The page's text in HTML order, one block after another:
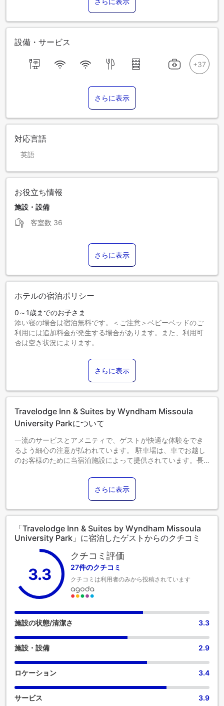
設備・サービス
さらに表示
対応言語
英語
お役立ち情報
施設・設備
客室数 36
さらに表示
ホテルの宿泊ポリシー
0～1歳までのお子さま
添い寝の場合は宿泊無料です。＜ご注意＞ベビーベッドのご
利用には追加料金が発生する場合があります。また、利用可
否は空き状況によります。
添い寝の場合は宿泊無料です。
18歳以上のゲストは大人とみなされます。
エキストラベッドの追加可否は、お部屋タイプにより異なり
ます。各部屋タイプ欄の記載をご確認ください。
さらに表示
Travelodge Inn & Suites by Wyndham Missoula
University Parkについて
一流のサービスとアメニティで、ゲストが快適な体験をでき
るよう細心の注意が払われています。 駐車場は、車でお越し
のお客様のために当宿泊施設によって提供されています。長
旅行着をキレイに保つことができます。当宿泊施設のルーム
サービスは、ご滞在に最適なオプションです。当宿泊施設内
は禁煙となっておりますのでご注意ください。 最高のくつろ
ぎをお約束するため、客室は魅力的なデザインで、基本的な
でのビデオストリーミング、日刊紙、テレビなど、さまざま
なアメニティをご用意しております。特定の部屋には、コー
ヒーや紅茶を淹れるのに必要なものがすべて揃っていて便利
です。客室のバスルームには、必要なバスアメニティが備え
付けられており、快適な滞在をお約束します。 食事に出かけ
たくない場合は、当宿泊施設にある魅力的な料理の選択肢を
いつでも利用できます。
さらに表示
「Travelodge Inn & Suites by Wyndham Missoula
University Park」に宿泊したゲストからのクチコミ
3.3
クチコミ評価
27件のクチコミ
クチコミは利用者のみから投稿されています
施設の状態/清潔さ 3.3
施設・設備 2.9
ロケーション 3.4
サービス 3.9